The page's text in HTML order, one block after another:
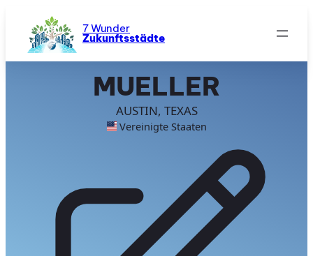
Inhalt
springen
7 Wunder
Zukunftsstädte
MUELLER
AUSTIN, TEXAS
Vereinigte Staaten